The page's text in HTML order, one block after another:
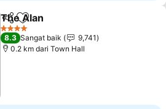
KongsiTambah ke favorit
The Alan
4 Bintang
8.3 Sangat baik
9,741
0.2 km dari Town Hall